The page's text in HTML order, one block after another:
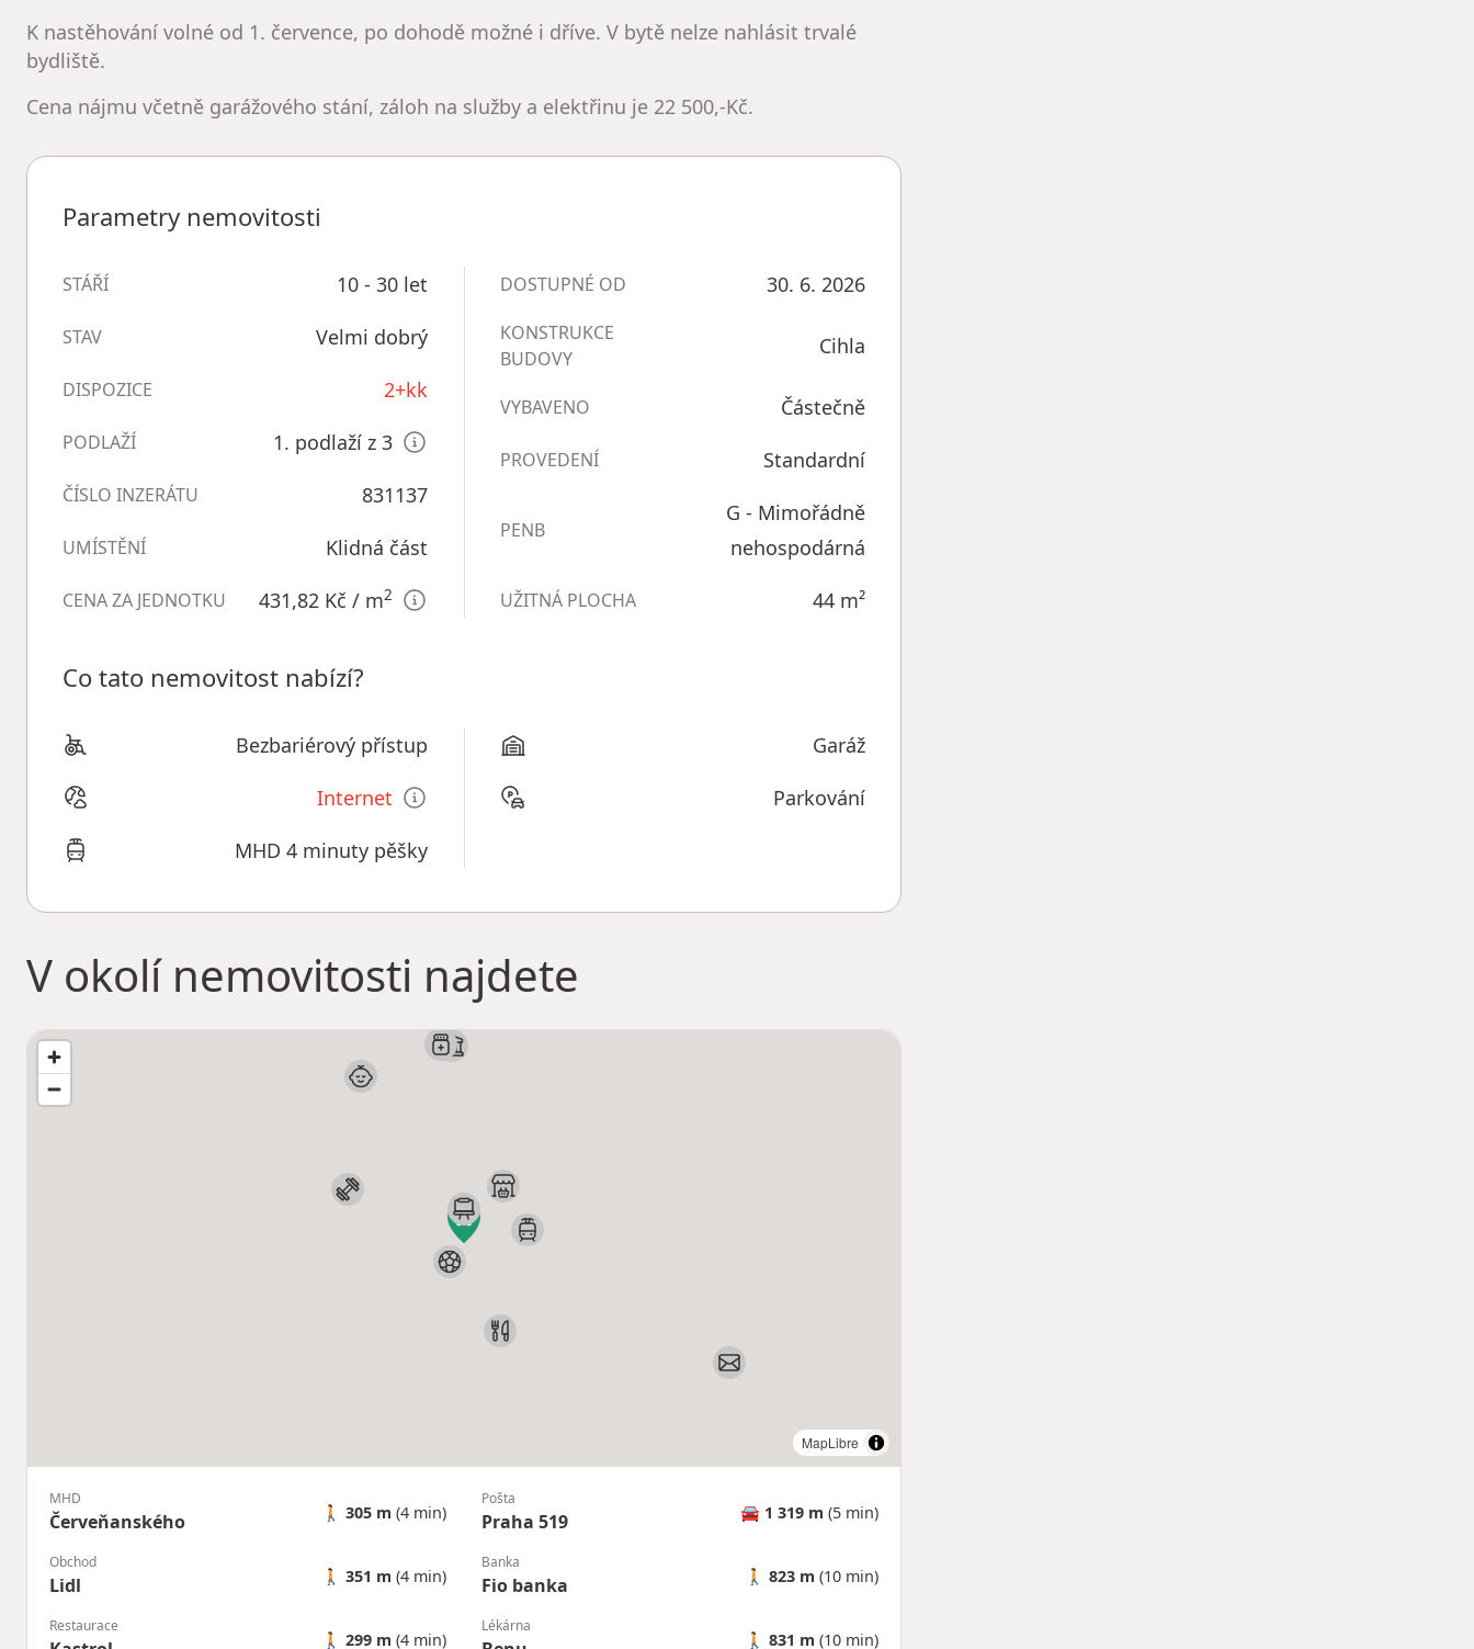
K nastěhování volné od 1. července, po dohodě možné i dříve. V bytě nelze nahlásit trvalé
bydliště.
Cena nájmu včetně garážového stání, záloh na služby a elektřinu je 22 500,-Kč.
Parametry nemovitosti
STÁŘÍ 10 - 30 let
STAV Velmi dobrý
DISPOZICE 2+kk
PODLAŽÍ 1. podlaží z 3
ČÍSLO INZERÁTU 831137
UMÍSTĚNÍ Klidná část
CENA ZA JEDNOTKU 431,82 Kč / m2
DOSTUPNÉ OD 30. 6. 2026
KONSTRUKCE
BUDOVY
Cihla
VYBAVENO Částečně
PROVEDENÍ Standardní
PENB
G - Mimořádně
nehospodárná
UŽITNÁ PLOCHA 44m²
Co tato nemovitost nabízí?
Bezbariérový přístup
Internet
MHD 4 minuty pěšky
Garáž
Parkování
V okolí nemovitosti najdete
MapLibre
MHD
Červeňanského 🚶 305 m (4 min)
Pošta
Praha 519 🚘 1 319 m (5 min)
Obchod
Lidl 🚶 351 m (4 min)
Banka
Fio banka 🚶 823 m (10 min)
Restaurace
🚶 299 m (4 min)
Lékárna
🚶 831 m (10 min)